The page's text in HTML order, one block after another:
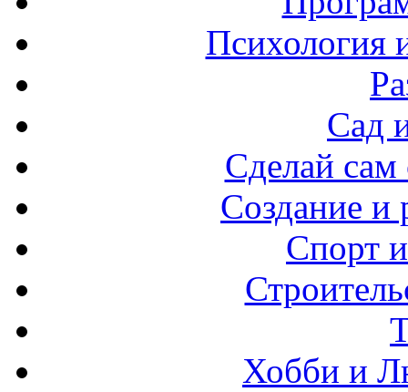
Психология
Сад
Сделай
Создание и
Спорт
Хобби и